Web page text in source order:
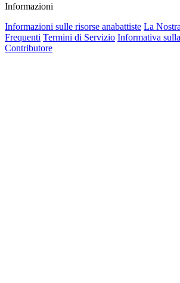
Informazioni
Informazioni sulle risorse anabattiste La
Frequenti Termini di Servizio Informativa
Contributore